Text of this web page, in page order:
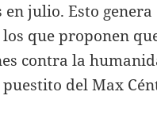
en julio. Esto
que proponen
contra la
del Max